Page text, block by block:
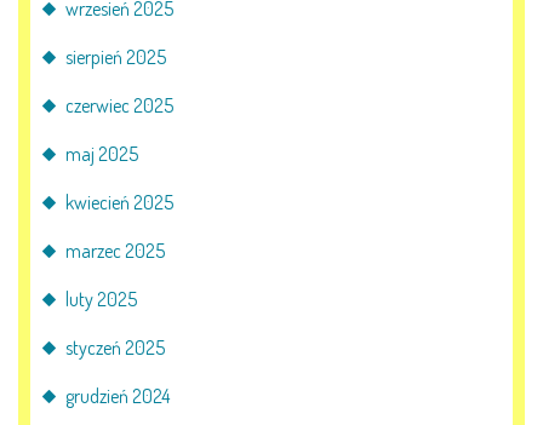
E-DZIENNIK
LOGOWANIE
REJESTRACJA KONTA
KONTAKT
wrzesień 2025
sierpień 2025
czerwiec 2025
maj 2025
kwiecień 2025
marzec 2025
luty 2025
styczeń 2025
grudzień 2024